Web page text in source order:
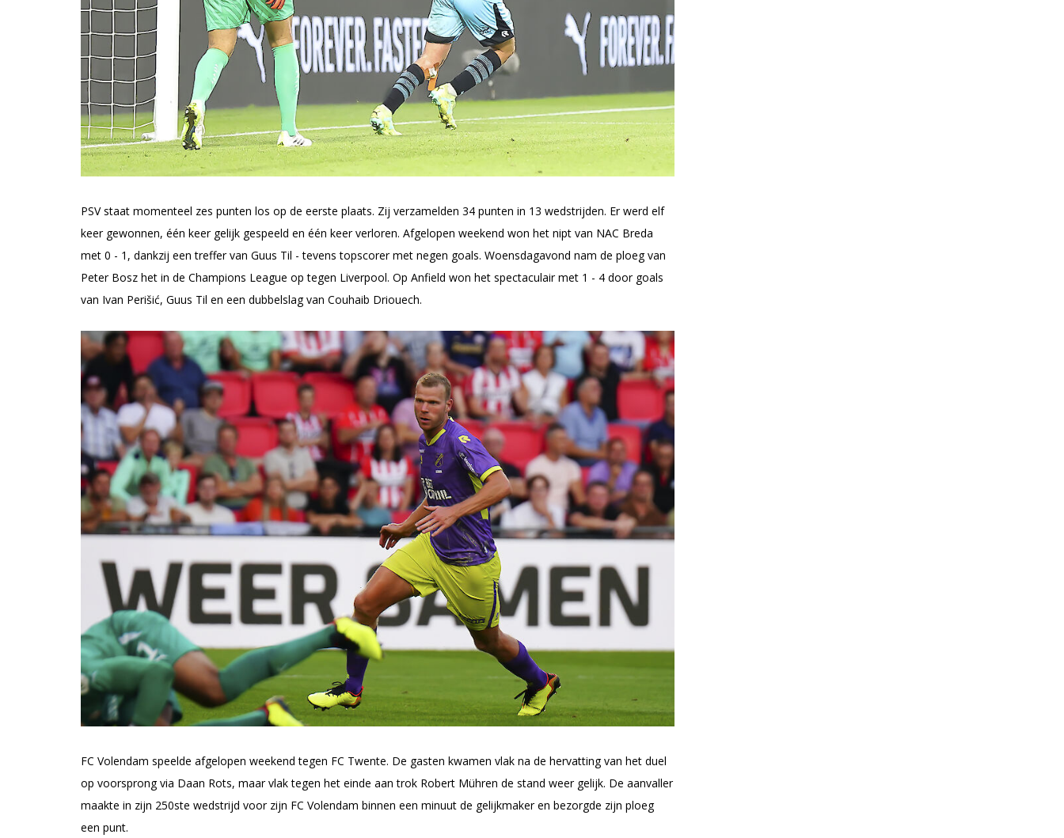
PSV staat momenteel zes punten los op de eerste plaats. Zij verzamelden 34 punten in 13 wedstrijden. Er werd elf
keer gewonnen, één keer gelijk gespeeld en één keer verloren. Afgelopen weekend won het nipt van NAC Breda
met 0 - 1, dankzij een treffer van Guus Til - tevens topscorer met negen goals. Woensdagavond nam de ploeg van
Peter Bosz het in de Champions League op tegen Liverpool. Op Anfield won het spectaculair met 1 - 4 door goals
van Ivan Perišić, Guus Til en een dubbelslag van Couhaib Driouech.
FC Volendam speelde afgelopen weekend tegen FC Twente. De gasten kwamen vlak na de hervatting van het duel
op voorsprong via Daan Rots, maar vlak tegen het einde aan trok Robert Mühren de stand weer gelijk. De aanvaller
maakte in zijn 250ste wedstrijd voor zijn FC Volendam binnen een minuut de gelijkmaker en bezorgde zijn ploeg
een punt.